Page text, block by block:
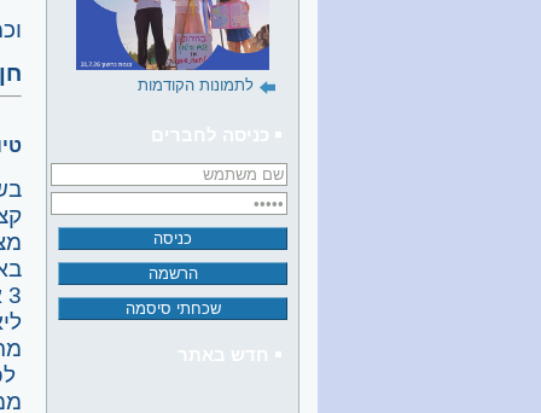
לתמונות הקודמות
כניסה לחברים
חדש באתר
חן